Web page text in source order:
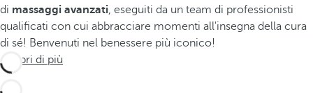
di massaggi avanzati, eseguiti da un team di professionisti
qualificati con cui abbracciare momenti all'insegna della cura
di sé! Benvenuti nel benessere più iconico!
Scopri di più